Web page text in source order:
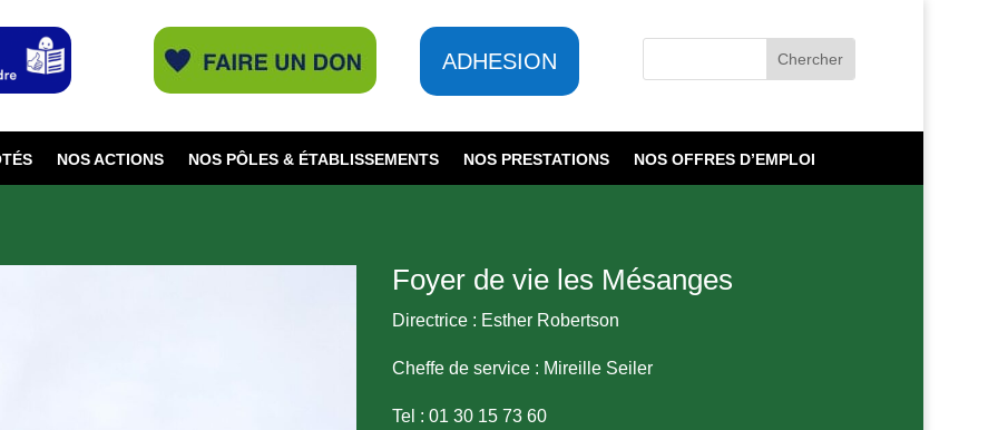
ADHESION
NOS ACTIONS NOS PÔLES & ÉTABLISSEMENTS NOS PRESTATIONS NOS OFFRES D’EMPLOI
Foyer de vie les Mésanges
Directrice : Esther Robertson
Cheffe de service : Mireille Seiler
Tel : 01 30 15 73 60